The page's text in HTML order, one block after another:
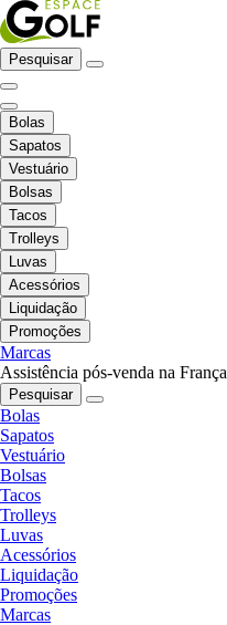
Pesquisar
Bolas
Sapatos
Vestuário
Bolsas
Tacos
Trolleys
Luvas
Acessórios
Liquidação
Promoções
Marcas
Assistência pós-venda na França
Pesquisar
Bolas
Sapatos
Vestuário
Bolsas
Tacos
Trolleys
Luvas
Acessórios
Liquidação
Promoções
Marcas